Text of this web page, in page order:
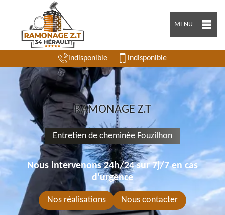
MENU
indisponible indisponible
RAMONAGE Z.T
Entretien de cheminée Fouzilhon
Nous intervenons 24h/24 sur 7j/7 en cas
d'urgence
Nos réalisations Nous contacter